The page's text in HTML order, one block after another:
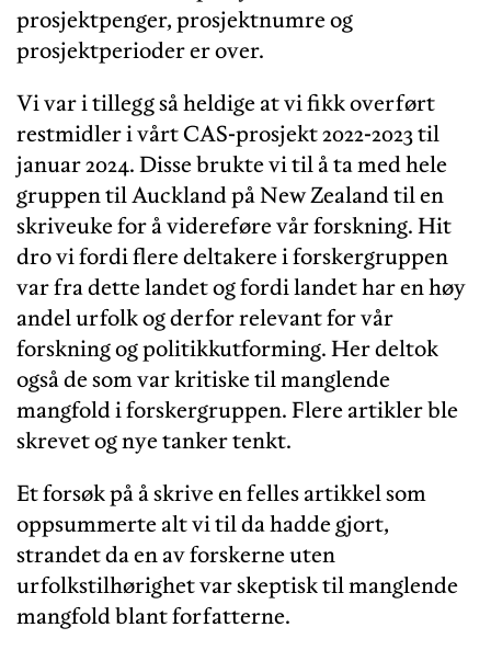
prosjektpenger, prosjektnumre og
prosjektperioder er over.
Vi var i tillegg så heldige at vi fikk overført
restmidler i vårt CAS-prosjekt 2022-2023 til
januar 2024. Disse brukte vi til å ta med hele
gruppen til Auckland på New Zealand til en
skriveuke for å videreføre vår forskning. Hit
dro vi fordi flere deltakere i forskergruppen
var fra dette landet og fordi landet har en høy
andel urfolk og derfor relevant for vår
forskning og politikkutforming. Her deltok
også de som var kritiske til manglende
mangfold i forskergruppen. Flere artikler ble
skrevet og nye tanker tenkt.
Et forsøk på å skrive en felles artikkel som
oppsummerte alt vi til da hadde gjort,
strandet da en av forskerne uten
urfolkstilhørighet var skeptisk til manglende
mangfold blant forfatterne.